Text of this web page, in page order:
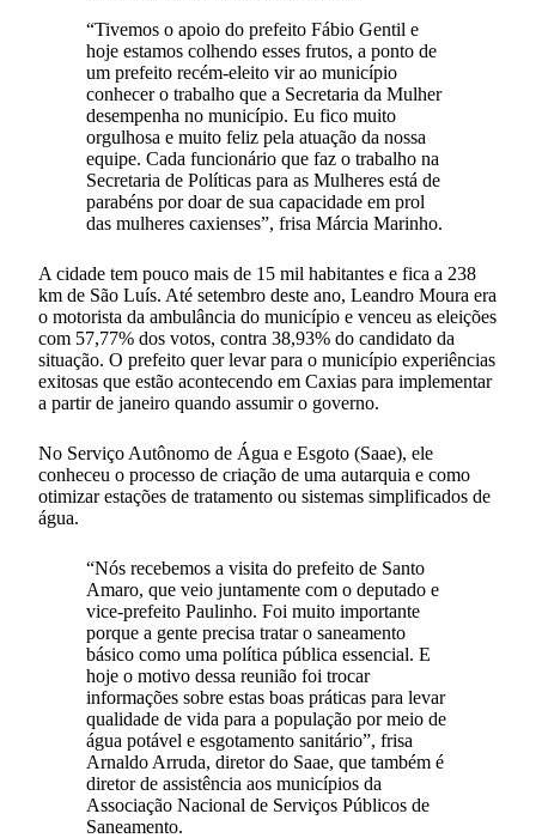
“Tivemos o apoio do prefeito Fábio Gentil e
hoje estamos colhendo esses frutos, a ponto de
um prefeito recém-eleito vir ao município
conhecer o trabalho que a Secretaria da Mulher
desempenha no município. Eu fico muito
orgulhosa e muito feliz pela atuação da nossa
equipe. Cada funcionário que faz o trabalho na
Secretaria de Políticas para as Mulheres está de
parabéns por doar de sua capacidade em prol
das mulheres caxienses”, frisa Márcia Marinho.
A cidade tem pouco mais de 15 mil habitantes e fica a 238
km de São Luís. Até setembro deste ano, Leandro Moura era
o motorista da ambulância do município e venceu as eleições
com 57,77% dos votos, contra 38,93% do candidato da
situação. O prefeito quer levar para o município experiências
exitosas que estão acontecendo em Caxias para implementar
a partir de janeiro quando assumir o governo.
No Serviço Autônomo de Água e Esgoto (Saae), ele
conheceu o processo de criação de uma autarquia e como
otimizar estações de tratamento ou sistemas simplificados de
água.
“Nós recebemos a visita do prefeito de Santo
Amaro, que veio juntamente com o deputado e
vice-prefeito Paulinho. Foi muito importante
porque a gente precisa tratar o saneamento
básico como uma política pública essencial. E
hoje o motivo dessa reunião foi trocar
informações sobre estas boas práticas para levar
qualidade de vida para a população por meio de
água potável e esgotamento sanitário”, frisa
Arnaldo Arruda, diretor do Saae, que também é
diretor de assistência aos municípios da
Associação Nacional de Serviços Públicos de
Saneamento.